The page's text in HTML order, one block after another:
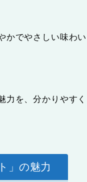
かでやさしい味わい
力を、分かりやすく
」の魅力